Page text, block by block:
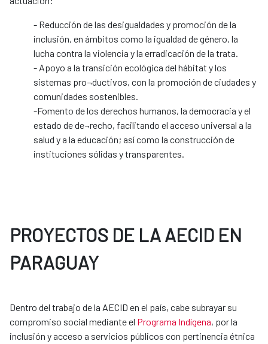
- Reducción de las desigualdades y promoción de la
inclusión, en ámbitos como la igualdad de género, la
lucha contra la violencia y la erradicación de la trata.
- Apoyo a la transición ecológica del hábitat y los
sistemas pro¬ductivos, con la promoción de ciudades y
comunidades sostenibles.
-Fomento de los derechos humanos, la democracia y el
estado de de¬recho, facilitando el acceso universal a la
salud y a la educación; así como la construcción de
instituciones sólidas y transparentes.
PROYECTOS DE LA AECID EN
PARAGUAY
Dentro del trabajo de la AECID en el país, cabe subrayar su
compromiso social mediante el Programa Indígena, por la
inclusión y acceso a servicios públicos con pertinencia étnica